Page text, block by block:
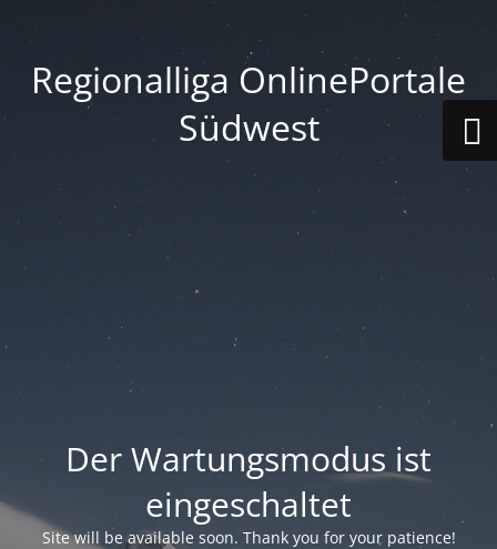
Regionalliga OnlinePortale
Südwest
Der Wartungsmodus ist
eingeschaltet
Site will be available soon. Thank you for your patience!